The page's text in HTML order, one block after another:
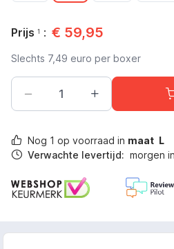
Prijs 1 : € 59,95
Slechts 7,49 euro per boxer
Nog 1 op voorraad in maat L
Verwachte levertijd: morgen